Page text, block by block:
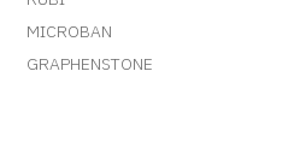
MICROBAN
GRAPHENSTONE